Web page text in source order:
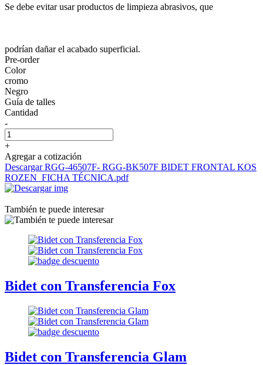
Se debe evitar usar productos de limpieza abrasivos, que
podrían dañar el acabado superficial.
Pre-order
Color
cromo
Negro
Guía de talles
Cantidad
-
+
Agregar a cotización
Descargar RGG-46507F- RGG-BK507F BIDET FRONTAL KOS
ROZEN_FICHA TÉCNICA.pdf
También te puede interesar
Bidet con Transferencia Fox
Bidet con Transferencia Glam